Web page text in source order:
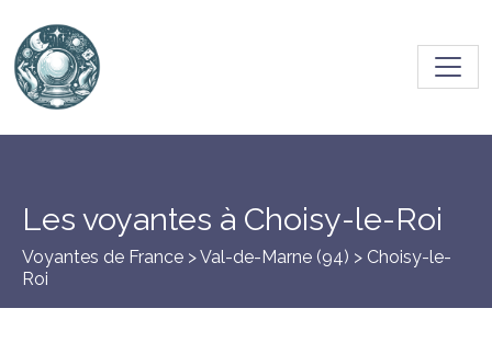
Les voyantes à Choisy-le-Roi
Voyantes de France >Val-de-Marne (94) > Choisy-le-
Roi